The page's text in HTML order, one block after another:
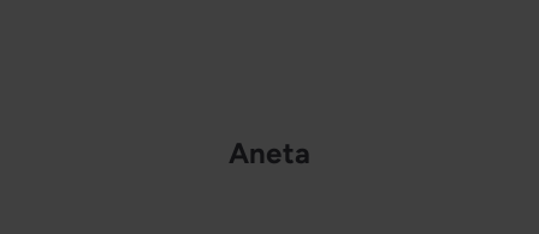
Aneta